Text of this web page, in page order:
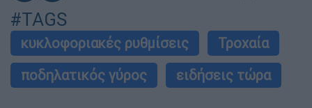
#TAGS
κυκλοφοριακές ρυθμίσεις
Τροχαία
ποδηλατικός γύρος
ειδήσεις τώρα